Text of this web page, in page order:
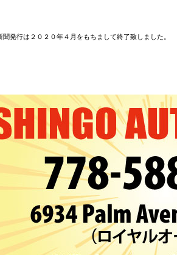
発行は２０２０年４月をもちまして終了致しました。